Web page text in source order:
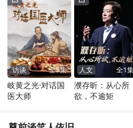
访谈 全5集
岐黄之光·对话国
医大师
人文 全1
濮存昕：从心所
欲，不逾矩